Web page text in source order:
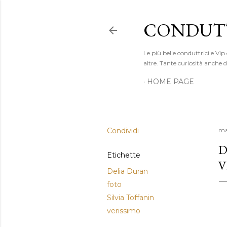
Le più belle conduttrici e Vip
altre. Tante curiosità anche
HOME PAGE
Condividi
Etichette
Delia Duran
foto
Silvia Toffanin
verissimo